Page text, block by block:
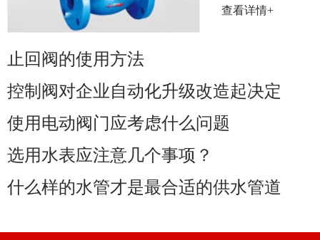
查看详情+
止回阀的使用方法
控制阀对企业自动化升级改造起决定
使用电动阀门应考虑什么问题
选用水表应注意几个事项？
什么样的水管才是最合适的供水管道